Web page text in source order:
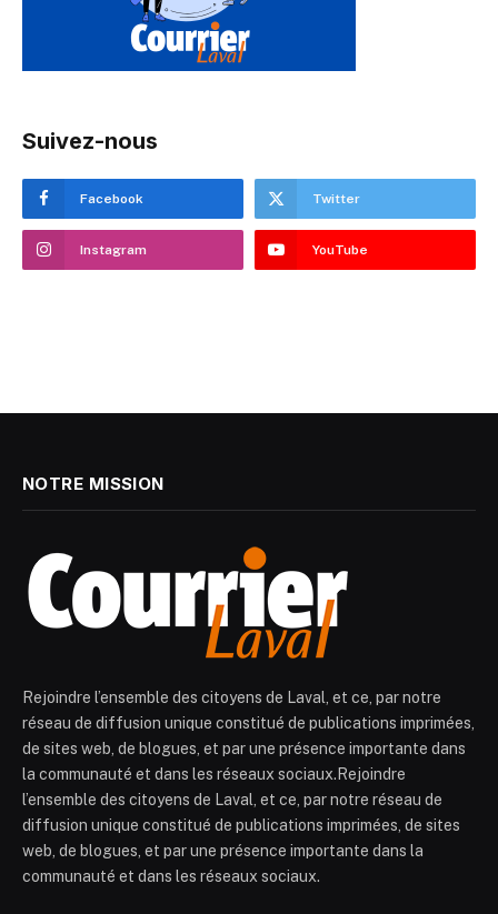
Suivez-nous
Facebook Twitter
Instagram YouTube
NOTRE MISSION
Rejoindre l’ensemble des citoyens de Laval, et ce, par notre
réseau de diffusion unique constitué de publications imprimées,
de sites web, de blogues, et par une présence importante dans
la communauté et dans les réseaux sociaux.Rejoindre
l’ensemble des citoyens de Laval, et ce, par notre réseau de
diffusion unique constitué de publications imprimées, de sites
web, de blogues, et par une présence importante dans la
communauté et dans les réseaux sociaux.